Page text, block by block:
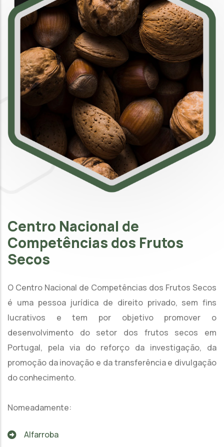
Centro Nacional de
Competências dos Frutos
Secos
O Centro Nacional de Competências dos Frutos Secos
é uma pessoa jurídica de direito privado, sem fins
lucrativos e tem por objetivo promover o
desenvolvimento do setor dos frutos secos em
Portugal, pela via do reforço da investigação, da
promoção da inovação e da transferência e divulgação
do conhecimento.
Nomeadamente:
Alfarroba